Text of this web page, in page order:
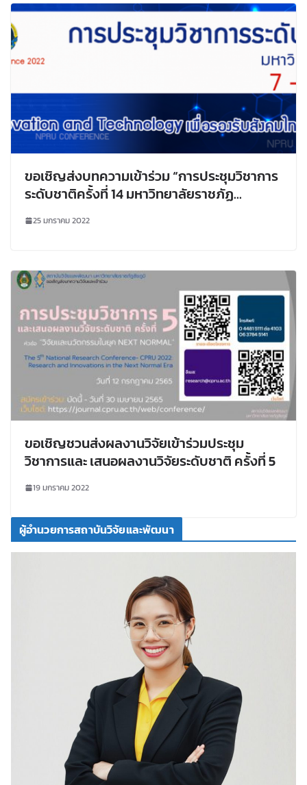
ขอเชิญส่งบทความเข้าร่วม “การประชุมวิชาการ
ระดับชาติครั้งที่ 14 มหาวิทยาลัยราชภัฏ
25 มกราคม 2022
ขอเชิญชวนส่งผลงานวิจัยเข้าร่วมประชุม
วิชาการและ เสนอผลงานวิจัยระดับชาติ ครั้งที่ 5
19 มกราคม 2022
ผู้อำนวยการสถาบันวิจัยและพัฒนา